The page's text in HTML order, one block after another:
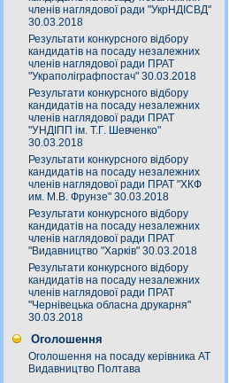
членів наглядової ради "УкрНДІСВД"
30.03.2018
Результати конкурсного відбору
кандидатів на посаду незалежних
членів наглядової ради ПРАТ
"Украполіграфпостач" 30.03.2018
Результати конкурсного відбору
кандидатів на посаду незалежних
членів наглядової ради ПРАТ
"УНДІПП ім. Т.Г. Шевченко"
30.03.2018
Результати конкурсного відбору
кандидатів на посаду незалежних
членів наглядової ради ПРАТ "ХКФ
им. М.В. Фрунзе" 30.03.2018
Результати конкурсного відбору
кандидатів на посаду незалежних
членів наглядової ради ПРАТ
"Видавництво "Харків" 30.03.2018
Результати конкурсного відбору
кандидатів на посаду незалежних
членів наглядової ради ПРАТ
"Чернівецька обласна друкарня"
30.03.2018
Оголошення
Оголошення на посаду керівника АТ
Видавництво Полтава